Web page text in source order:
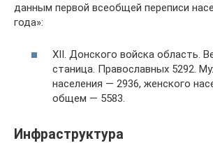
данным первой всеобщей переписи
года»:
XII. Донского войска область.
станица. Православных 5292.
населения — 2936, женского
общем — 5583.
Инфраструктура